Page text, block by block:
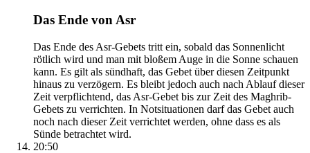
Das Ende von Asr
Das Ende des Asr-Gebets tritt ein, sobald das Sonnenlicht
rötlich wird und man mit bloßem Auge in die Sonne schauen
kann. Es gilt als sündhaft, das Gebet über diesen Zeitpunkt
hinaus zu verzögern. Es bleibt jedoch auch nach Ablauf dieser
Zeit verpflichtend, das Asr-Gebet bis zur Zeit des Maghrib-
Gebets zu verrichten. In Notsituationen darf das Gebet auch
noch nach dieser Zeit verrichtet werden, ohne dass es als
Sünde betrachtet wird.
20:50